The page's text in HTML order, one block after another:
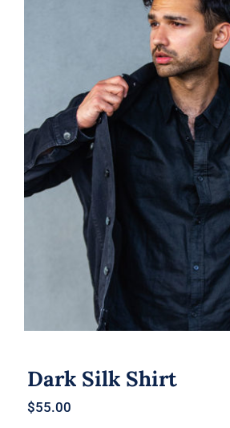
Dark Silk Shirt
Dark Silk Shirt
$55.00